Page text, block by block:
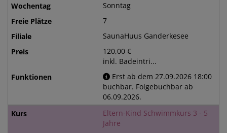
Sonntag
7
SaunaHuus Ganderkesee
120,00 €
inkl. Badeintri...
Erst ab dem 27.09.2026 18:00
buchbar. Folgebuchbar ab
06.09.2026.
Eltern-Kind Schwimmkurs 3 - 5
Jahre